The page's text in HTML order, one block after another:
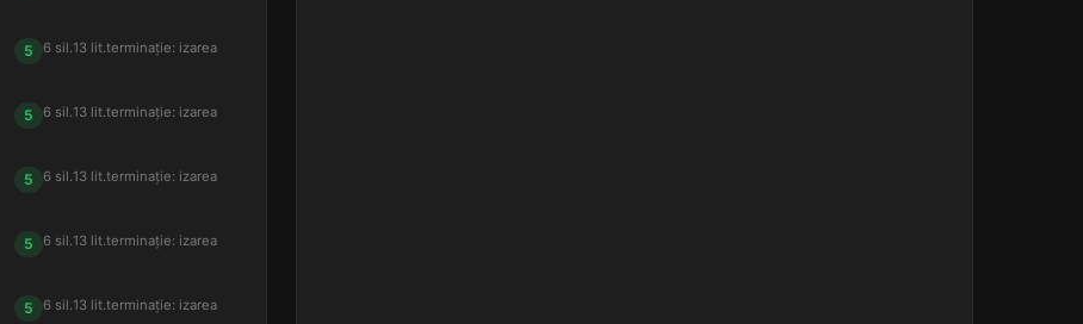
5 6 sil.13 lit.terminație: izarea
5 6 sil.13 lit.terminație: izarea
5 6 sil.13 lit.terminație: izarea
5 6 sil.13 lit.terminație: izarea
5 6 sil.13 lit.terminație: izarea